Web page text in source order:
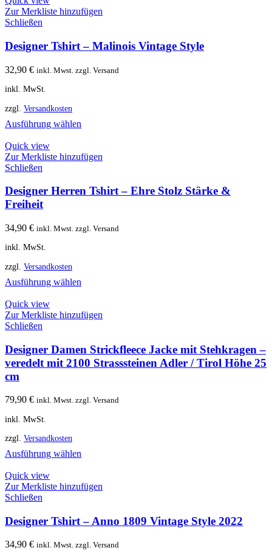
Zur Merkliste hinzufügen
Schließen
Designer Tshirt – Malinois Vintage Style
32,90 € inkl. Mwst. zzgl. Versand
inkl. MwSt.
zzgl. Versandkosten
Ausführung wählen
Quick view
Zur Merkliste hinzufügen
Schließen
Designer Herren Tshirt – Ehre Stolz Stärke &
Freiheit
34,90 € inkl. Mwst. zzgl. Versand
inkl. MwSt.
zzgl. Versandkosten
Ausführung wählen
Quick view
Zur Merkliste hinzufügen
Schließen
Designer Damen Strickfleece Jacke mit Stehkragen –
veredelt mit 2100 Strasssteinen Adler / Tirol Höhe 25
cm
79,90 € inkl. Mwst. zzgl. Versand
inkl. MwSt.
zzgl. Versandkosten
Ausführung wählen
Quick view
Zur Merkliste hinzufügen
Schließen
Designer Tshirt – Anno 1809 Vintage Style 2022
34,90 € inkl. Mwst. zzgl. Versand